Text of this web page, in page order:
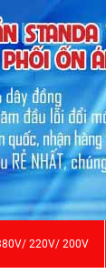
220V/ 200V